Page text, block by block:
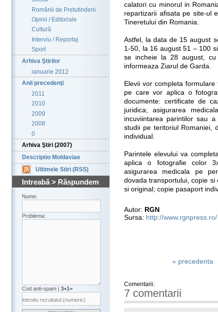
Românii de Pretutindeni
Opinii / Editoriale
Cultură
Interviu / Reportaj
Sport
Arhiva Ştirilor
ianuarie 2012
Anii precedenţi
2011
2010
2009
2008
0
Arhiva Ştiri (2007)
Descriptio Moldaviae
Ultimele Stiri (RSS)
Intreabă > Răspundem
Nume:
Problema:
Cod anti-spam | 3+1=
calatori cu minorul in
repartizarii afisata pe site-ul
Tineretului din Romania.
Astfel, la data de 15 august
1-50, la 16 august 51 – 100
se incheie la 28 august,
informeaza Ziarul de Garda.
Elevii vor completa
pe care vor aplica o
documente: certificate de
juridica; asigurarea
incuviintarea parintilor sau
studii pe teritoriul Romaniei,
individual.
Parintele elevului va
aplica o fotografie color
asigurarea medicala pe
dovada transportului, copie
si original; copie pasaport
Autor: RGN
Sursa: http://www.rgnpress.ro/
« precedenta
Comentarii:
7 comentarii